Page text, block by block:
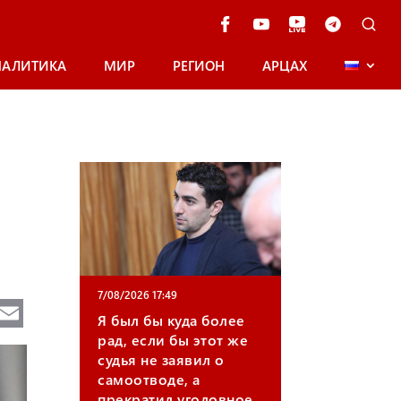
МИР РЕГИОН АРЦАХ
Te
m
7/08/2026 17:49
Я был бы куда более
рад, если бы этот же
судья не заявил о
самоотводе, а